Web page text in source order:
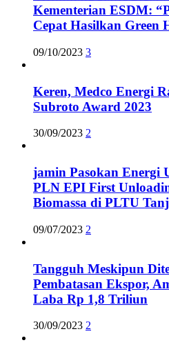
Kementerian ESDM:
Cepat Hasilkan Green
09/10/2023 3
Keren, Medco Energi
Subroto Award 2023
30/09/2023 2
jamin Pasokan Energi
PLN EPI First
Biomassa di PLTU
09/07/2023 2
Tangguh Meskipun
Pembatasan Ekspor,
Laba Rp 1,8 Triliun
30/09/2023 2